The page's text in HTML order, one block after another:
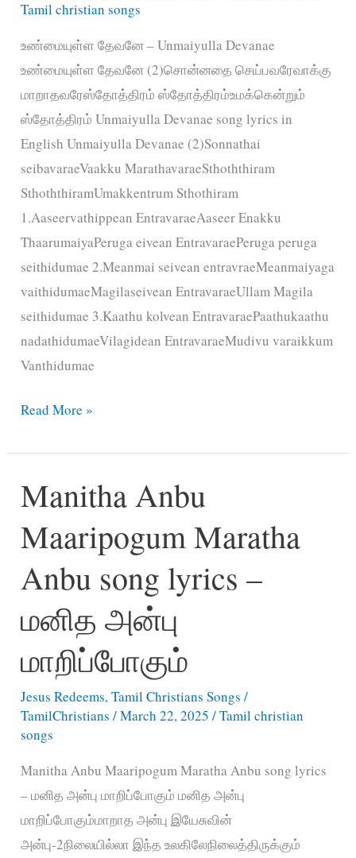
Enai
meetta
Tamil christian songs
உண்மையுள்ள தேவனே – Unmaiyulla Devanae
உண்மையுள்ள தேவனே (2)சொன்னதை செய்பவரேவாக்கு
மாறாதவரேஸ்தோத்திரம் ஸ்தோத்திரம்உமக்கென்றும்
ஸ்தோத்திரம் Unmaiyulla Devanae song lyrics in
English Unmaiyulla Devanae (2)Sonnathai
seibavaraeVaakku MarathavaraeSthoththiram
SthoththiramUmakkentrum Sthothiram
1.Aaseervathippean EntravaraeAaseer Enakku
ThaarumaiyaPeruga eivean EntravaraePeruga peruga
seithidumae 2.Meanmai seivean entravraeMeanmaiyaga
vaithidumaeMagilaseivean EntravaraeUllam Magila
seithidumae 3.Kaathu kolvean EntravaraePaathukaathu
nadathidumaeVilagidean EntravaraeMudivu varaikkum
Vanthidumae
உண்மையுள்ள
–
Unmaiyulla
Devanae
Read More »
Manitha Anbu
Maaripogum Maratha
Anbu song lyrics –
மனித அன்பு
மாறிப்போகும்
Jesus Redeems,Tamil Christians Songs /
TamilChristians/March 22, 2025/Tamil christian
songs
Manitha Anbu Maaripogum Maratha Anbu song lyrics
– மனித அன்பு மாறிப்போகும் மனித அன்பு
மாறிப்போகும்மாறாத அன்பு இயேசுவின்
அன்பு-2நிலையில்லா இந்த உலகிலேநிலைத்திருக்கும்